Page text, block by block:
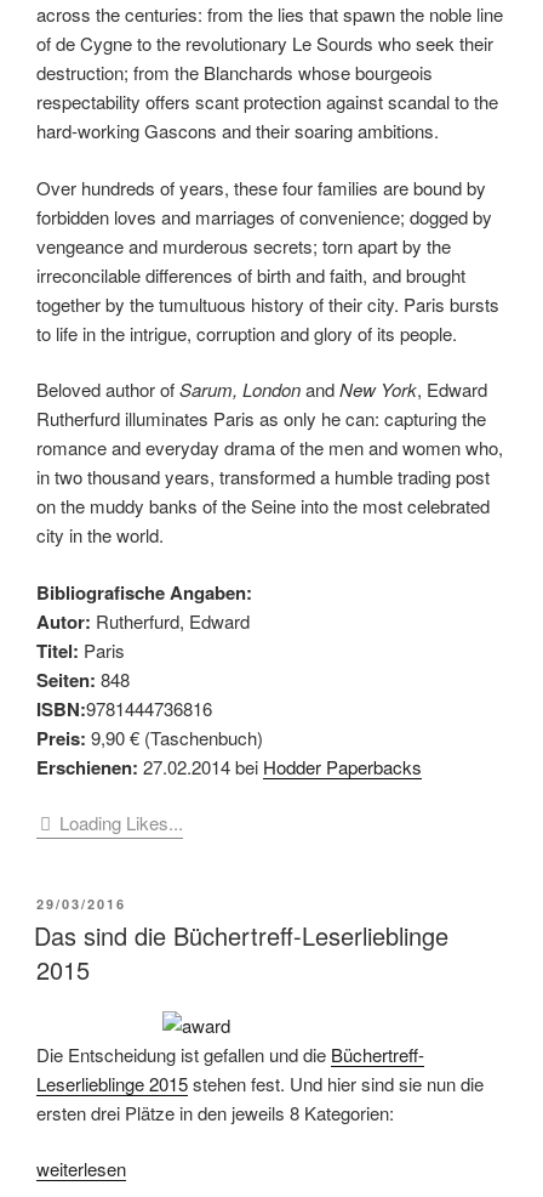
across the centuries: from the lies that spawn the noble line
of de Cygne to the revolutionary Le Sourds who seek their
destruction; from the Blanchards whose bourgeois
respectability offers scant protection against scandal to the
hard-working Gascons and their soaring ambitions.
Over hundreds of years, these four families are bound by
forbidden loves and marriages of convenience; dogged by
vengeance and murderous secrets; torn apart by the
irreconcilable differences of birth and faith, and brought
together by the tumultuous history of their city. Paris bursts
to life in the intrigue, corruption and glory of its people.
Beloved author ofSarum, LondonandNew York, Edward
Rutherfurd illuminates Paris as only he can: capturing the
romance and everyday drama of the men and women who,
in two thousand years, transformed a humble trading post
on the muddy banks of the Seine into the most celebrated
city in the world.
Bibliografische Angaben:
Autor: Rutherfurd, Edward
Titel: Paris
Seiten: 848
ISBN:9781444736816
Preis: 9,90 € (Taschenbuch)
Erschienen: 27.02.2014 bei Hodder Paperbacks
Loading Likes...
VERÖFFENTLICHT
AM
29/03/2016
Das sind die Büchertreff-Leserlieblinge
2015
Die Entscheidung ist gefallen und die Büchertreff-
Leserlieblinge 2015stehen fest. Und hier sind sie nun die
ersten drei Plätze in den jeweils 8 Kategorien:
„Das
weiterlesen